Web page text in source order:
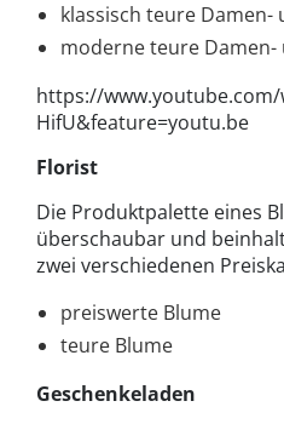
klassisch teure
moderne teure
https://www.youtube.com/
HifU&feature=youtu.be
Florist
Die Produktpalette eines
überschaubar und
zwei verschiedenen
preiswerte Blume
teure Blume
Geschenkeladen